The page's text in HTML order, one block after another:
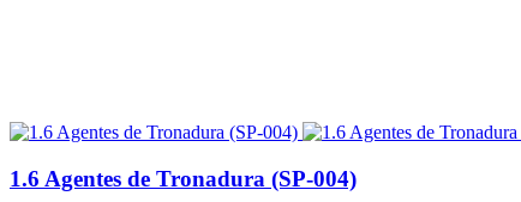
1.6 Agentes de Tronadura (SP-004)